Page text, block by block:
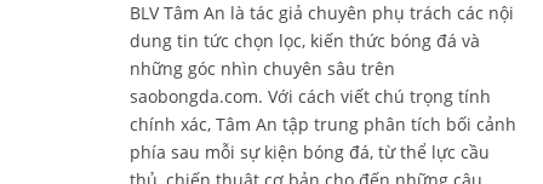
BLV Tâm An là tác giả chuyên phụ trách các nội
dung tin tức chọn lọc, kiến thức bóng đá và
những góc nhìn chuyên sâu trên
saobongda.com. Với cách viết chú trọng tính
chính xác, Tâm An tập trung phân tích bối cảnh
phía sau mỗi sự kiện bóng đá, từ thể lực cầu